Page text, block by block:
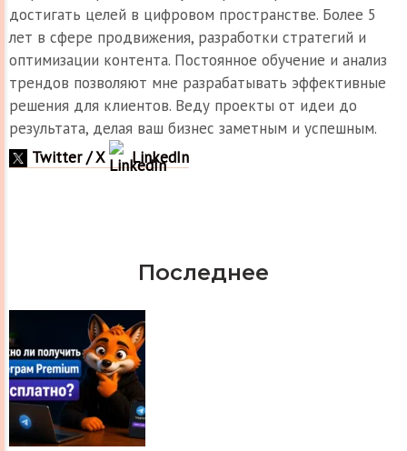
достигать целей в цифровом пространстве. Более 5
лет в сфере продвижения, разработки стратегий и
оптимизации контента. Постоянное обучение и анализ
трендов позволяют мне разрабатывать эффективные
решения для клиентов. Веду проекты от идеи до
результата, делая ваш бизнес заметным и успешным.
Twitter / X
LinkedIn
Последнее